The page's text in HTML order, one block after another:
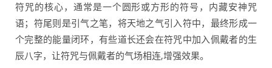
符咒的核心，通常是一个圆形或方形的符号，内藏安神咒
语；符尾则是引气之笔，将天地之气引入符中，最终形成一
个完整的能量闭环，有些道长还会在符咒中加入佩戴者的生
辰八字，让符咒与佩戴者的气场相连,增强效果。